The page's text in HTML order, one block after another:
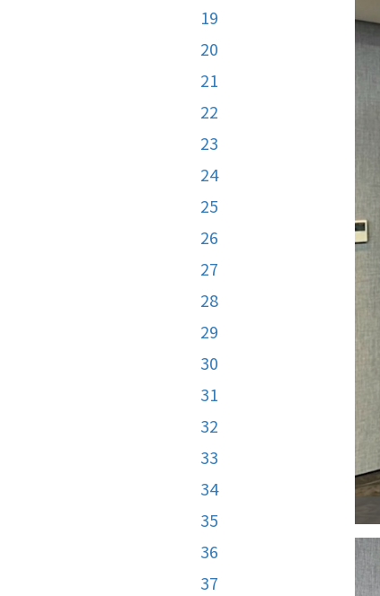
19
20
21
22
23
24
25
26
27
28
29
30
31
32
33
34
35
36
37